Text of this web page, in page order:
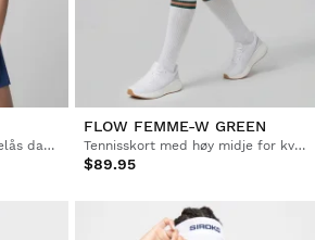
Tennistopp med halv glidelås dame
FLOW FEMME-W GREEN
Tennisskort med høy midje for kvinner
$89.95